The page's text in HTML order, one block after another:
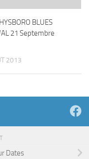
BLUES
21 Septembre
2013
Dates